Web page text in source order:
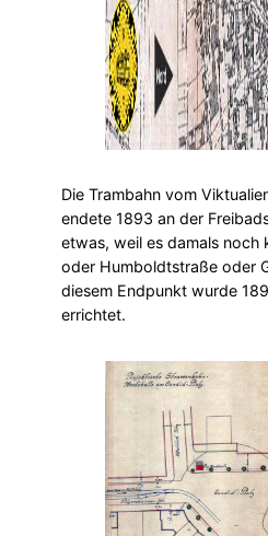
Die Trambahn vom
endete 1893 an der
etwas, weil es damals noch
oder Humboldtstraße oder
diesem Endpunkt wurde
errichtet.